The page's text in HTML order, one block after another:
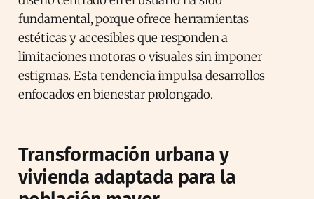
fundamental, porque ofrece herramientas
estéticas y accesibles que responden a
limitaciones motoras o visuales sin imponer
estigmas. Esta tendencia impulsa desarrollos
enfocados en bienestar prolongado.
Transformación urbana y
vivienda adaptada para la